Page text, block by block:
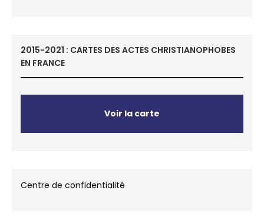
2015-2021 : CARTES DES ACTES CHRISTIANOPHOBES
EN FRANCE
Voir la carte
Centre de confidentialité